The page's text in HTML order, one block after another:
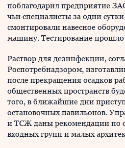
поблагодарил предприятие
чьи специалисты за одни
смонтировали навесное
машину. Тестирование
Раствор для дезинфекции,
Роспотребнадзором,
после прекращения осадков
общественных пространств
того, в ближайшие дни
остановочных павильонов.
и ТСЖ даны рекомендации по
входных групп и малых